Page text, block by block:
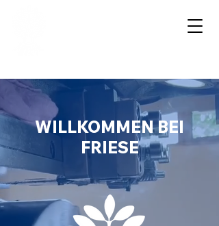
WILLKOMMEN BEI
FRIESE